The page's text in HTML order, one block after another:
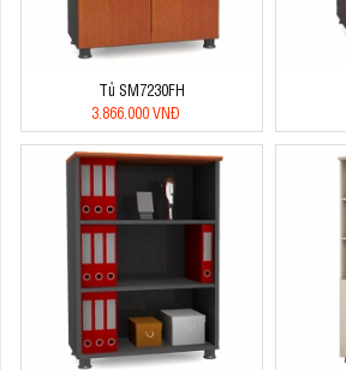
Tủ SM7230FH
3.866.000 VNĐ